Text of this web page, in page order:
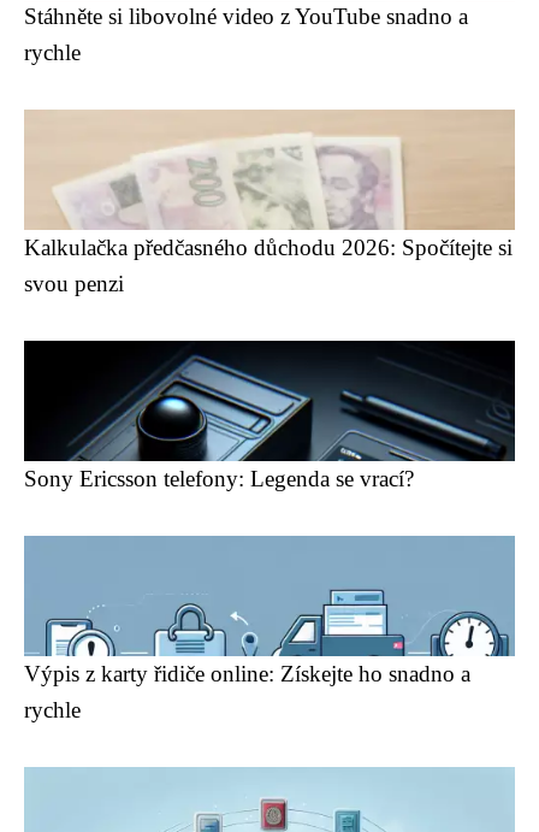
Stáhněte si libovolné video z YouTube snadno a
rychle
Kalkulačka předčasného důchodu 2026: Spočítejte si
svou penzi
Sony Ericsson telefony: Legenda se vrací?
Výpis z karty řidiče online: Získejte ho snadno a
rychle